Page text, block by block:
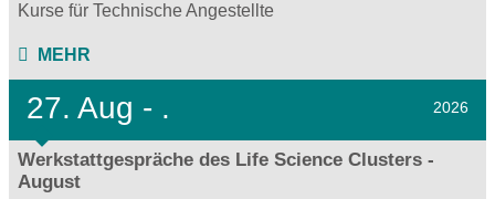
Kurse für Technische Angestellte
MEHR
27. Aug - . 2026
Werkstattgespräche des Life Science Clusters -
August